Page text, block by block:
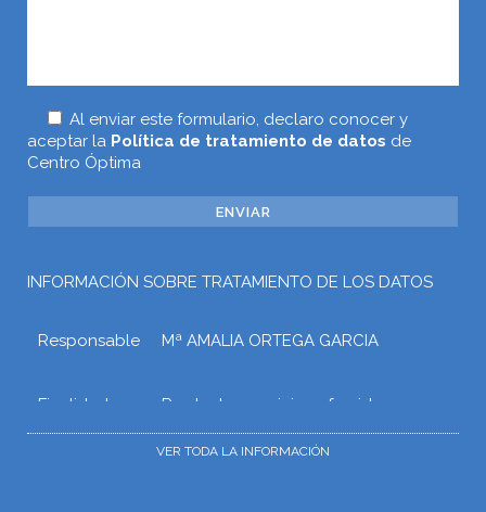
Al enviar este formulario, declaro conocer y
aceptar la Política de tratamiento de datos de
Centro Óptima
INFORMACIÓN SOBRE TRATAMIENTO DE LOS DATOS
Responsable Mª AMALIA ORTEGA GARCIA
Finalidad
Prestar los servicios ofrecidos a
tipos de relaciones que puedan
VER TODA LA INFORMACIÓN